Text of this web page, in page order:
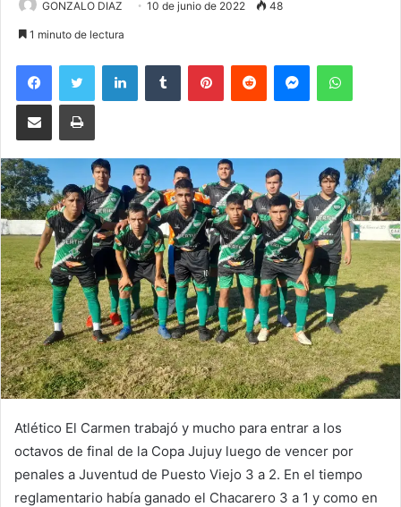
GONZALO DIAZ 10 de junio de 2022 48
1 minuto de lectura
FacebookTwitter LinkedInTumblr PinterestReddit Messenger
Compartir por correo electrónicoImprimir
Atlético El Carmen trabajó y mucho para entrar a los
octavos de final de la Copa Jujuy luego de vencer por
penales a Juventud de Puesto Viejo 3 a 2. En el tiempo
reglamentario había ganado el Chacarero 3 a 1 y como en